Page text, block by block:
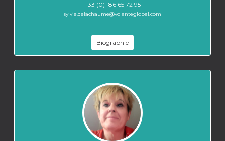
+33 (0)1 86 65 72 95
sylvie.delachaume@volanteglobal.com
Biographie